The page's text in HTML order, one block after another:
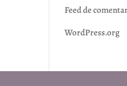
Feed de
WordPress.org